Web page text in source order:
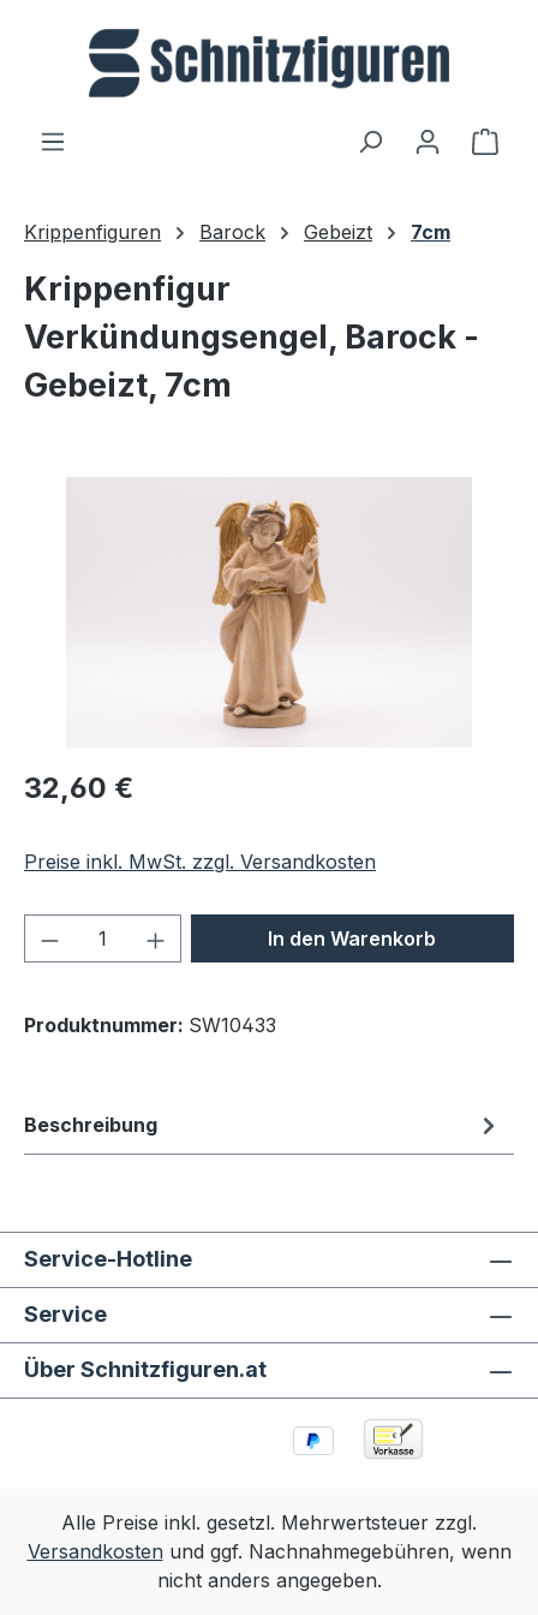
Zum Hauptinhalt springen
Krippenfiguren Barock Gebeizt 7cm
Krippenfigur
Verkündungsengel, Barock -
Gebeizt, 7cm
Regulärer Preis:
32,60 €
Preise inkl. MwSt. zzgl. Versandkosten
Produkt Anzahl: Gib denIn den Warenkorb
Produktnummer: SW10433
Beschreibung
Service-Hotline
Service
Über Schnitzfiguren.at
Alle Preise inkl. gesetzl. Mehrwertsteuer zzgl.
Versandkostenund ggf. Nachnahmegebühren, wenn
nicht anders angegeben.